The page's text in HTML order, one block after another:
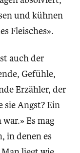
und kühnen
Fleisches».
auch der
Gefühle,
Erzähler, der
sie Angst? Ein
Es mag
in denen es